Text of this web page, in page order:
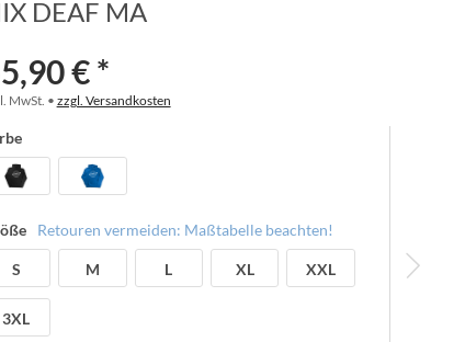
DEAF MA
€ *
MwSt. •zzgl. Versandkosten
Retouren vermeiden: Maßtabelle beachten!
S M L XL XXL
3XL